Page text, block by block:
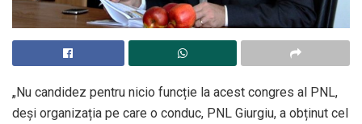
„Nu candidez pentru nicio funcție la acest congres al PNL,
deși organizația pe care o conduc, PNL Giurgiu, a obținut cel